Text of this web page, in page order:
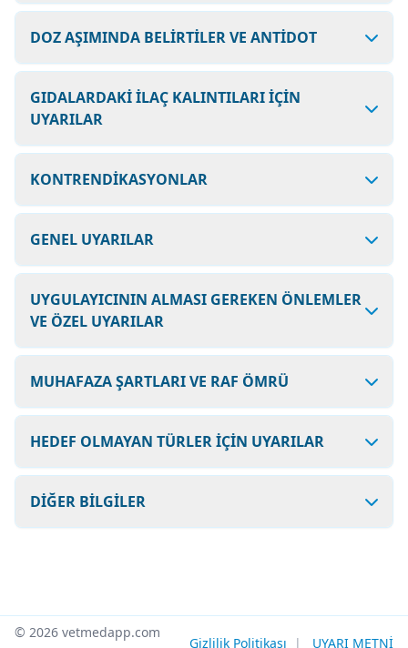
DOZ AŞIMINDA BELİRTİLER VE ANTİDOT
GIDALARDAKİ İLAÇ KALINTILARI İÇİN
UYARILAR
KONTRENDİKASYONLAR
GENEL UYARILAR
UYGULAYICININ ALMASI GEREKEN ÖNLEMLER
VE ÖZEL UYARILAR
MUHAFAZA ŞARTLARI VE RAF ÖMRÜ
HEDEF OLMAYAN TÜRLER İÇİN UYARILAR
DİĞER BİLGİLER
© 2026 vetmedapp.com
Gizlilik Politikası | UYARI METNİ